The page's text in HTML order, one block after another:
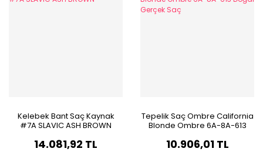
Kelebek Bant Saç Kaynak
#7A SLAVIC ASH BROWN
14.081,92 TL
Tepelik Saç Ombre California
Blonde Ombre 6A-8A-613
10.906,01 TL